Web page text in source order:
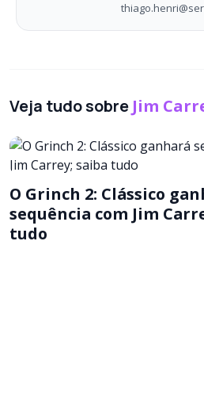
Veja tudo sobre Jim
O Grinch 2: Clássico
sequência com Jim
tudo